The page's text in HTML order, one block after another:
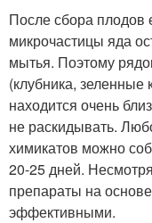
После сбора плодов
микрочастицы яда
мытья. Поэтому
(клубника, зеленные
находится очень
не раскидывать.
химикатов можно
20-25 дней.
препараты на
эффективными.